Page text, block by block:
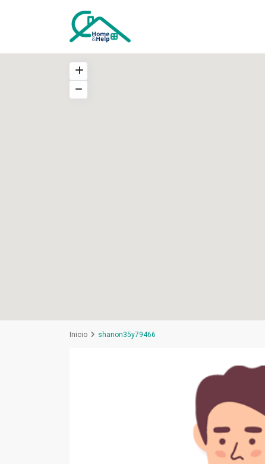
Inicio shanon35y79466